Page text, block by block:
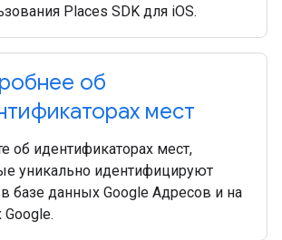
Places SDK для iOS.
об
мест
об идентификаторах мест,
уникально идентифицируют
базе данных Google Адресов и на
Google.